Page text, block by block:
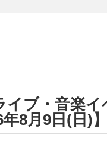
イブ・音楽イ
8月9日(日)】